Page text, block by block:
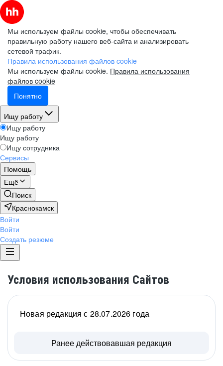
Мы используем файлы cookie, чтобы обеспечивать
правильную работу нашего веб-сайта и анализировать
сетевой трафик.
Правила использования файлов cookie
Мы используем файлы cookie. Правила использования
файлов cookie
Понятно
Ищу работу
Ищу работу
Ищу работу
Ищу сотрудника
Сервисы
Помощь
Ещё
Поиск
Краснокамск
Войти
Войти
Создать резюме
Условия использования Сайтов
Новая редакция с 28.07.2026 года
Ранее действовавшая редакция